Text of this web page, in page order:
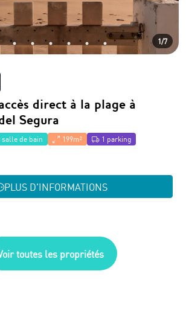
1/7
direct à la plage à
Segura
salle de bain 199m²
1 parking
PLUS D'INFORMATIONS
toutes les propriétés